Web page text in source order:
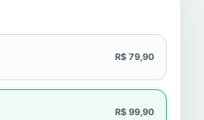
R$ 79,90
R$ 99,90